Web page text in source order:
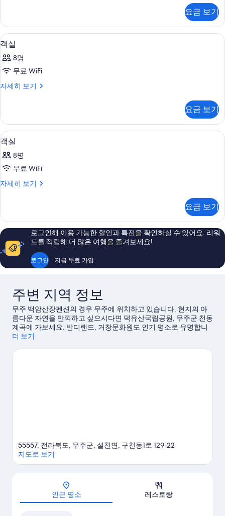
기
세
히
보
기
요금 보기
객
실
사
모
보
기
6
객실
8명
무료 WiFi
자세히 보기
객
히
보
기
요금 보기
객
실
사
모
보
기
5
객실
8명
무료 WiFi
자세히 보기
객
히
보
기
요금 보기
로그인해 이용 가능한 할인과 특전을 확인하실 수 있어요. 리워
드를 적립해 더 많은 여행을 즐겨보세요!
로그인 지금 무료 가입
주변 지역 정보
무주 백암산장펜션의 경우 무주에 위치하고 있습니다. 현지의 아
름다운 자연을 만끽하고 싶으시다면 덕유산국립공원, 무주군 천동
계곡에 가보세요. 반디랜드, 거창문화원도 인기 명소로 유명합니
다. 거창사과테마파크, 창포원도 놓치지 마세요.
더 보기
55557, 전라북도, 무주군, 설천면, 구천동1로 129-22
지도로 보기
인근 명소 레스토랑